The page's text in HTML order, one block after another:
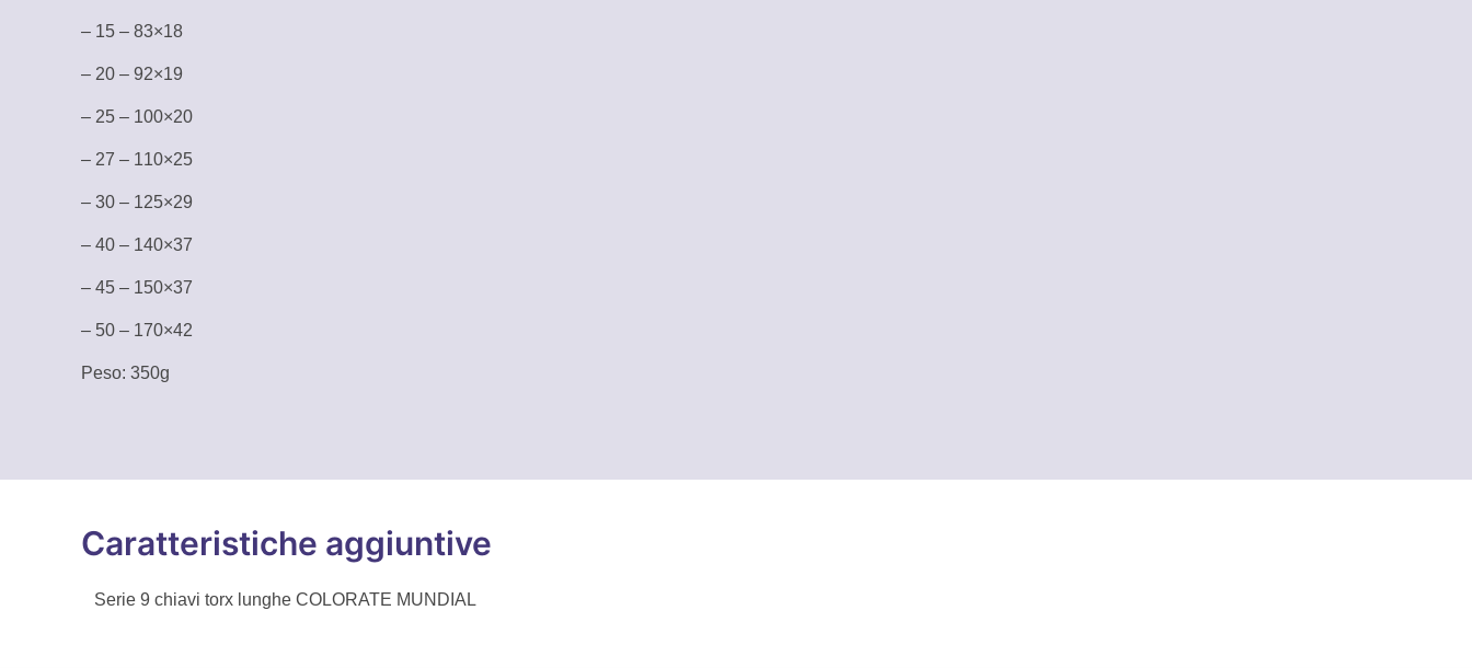
– 15 – 83×18
– 20 – 92×19
– 25 – 100×20
– 27 – 110×25
– 30 – 125×29
– 40 – 140×37
– 45 – 150×37
– 50 – 170×42
Peso: 350g
Caratteristiche aggiuntive
Serie 9 chiavi torx lunghe COLORATE MUNDIAL